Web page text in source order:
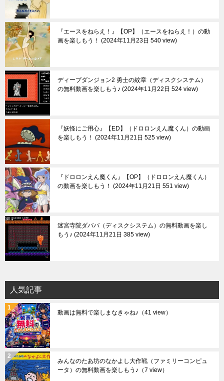
『エースをねらえ！』【OP】（エースをねらえ！）の動
画を楽しもう！
2024年11月23日 540 view
ディープダンジョン2 勇士の紋章（ディスクシステム）
の無料動画を楽しもう♪ 2024年11月22日 524 view
『妖怪にご用心』【ED】（ドロロンえん魔くん）の動画
を楽しもう！
2024年11月21日 525 view
『ドロロンえん魔くん』【OP】（ドロロンえん魔くん）
の動画を楽しもう！
2024年11月21日 551 view
迷宮寺院ダババ（ディスクシステム）の無料動画を楽し
もう♪ 2024年11月21日 385 view
人気記事
動画は無料で楽しまなきゃね♪ （41 view）
みんなのたあ坊のなかよし大作戦（ファミリーコンピュ
ータ）の無料動画を楽しもう♪ （7 view）